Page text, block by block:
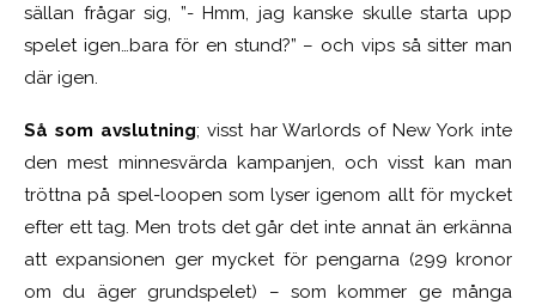
sällan frågar sig, ”- Hmm, jag kanske skulle starta upp
spelet igen…bara för en stund?” – och vips så sitter man
där igen.
Så som avslutning; visst har Warlords of New York inte
den mest minnesvärda kampanjen, och visst kan man
tröttna på spel-loopen som lyser igenom allt för mycket
efter ett tag. Men trots det går det inte annat än erkänna
att expansionen ger mycket för pengarna (299 kronor
om du äger grundspelet) – som kommer ge många